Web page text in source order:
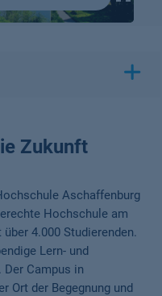
Zukunft
Aschaffenburg
Hochschule am
4.000 Studierenden.
Lern- und
Campus in
Ort der Begegnung und